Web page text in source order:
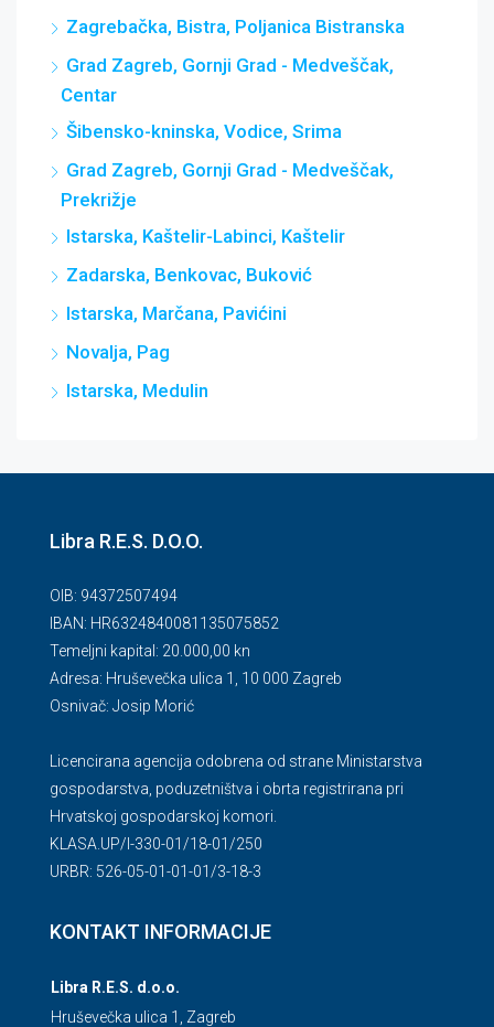
Zagrebačka, Bistra, Poljanica Bistranska
Grad Zagreb, Gornji Grad - Medveščak,
Centar
Šibensko-kninska, Vodice, Srima
Grad Zagreb, Gornji Grad - Medveščak,
Prekrižje
Istarska, Kaštelir-Labinci, Kaštelir
Zadarska, Benkovac, Buković
Istarska, Marčana, Pavićini
Novalja, Pag
Istarska, Medulin
Libra R.E.S. D.O.O.
OIB: 94372507494
IBAN: HR6324840081135075852
Temeljni kapital: 20.000,00 kn
Adresa: Hruševečka ulica 1, 10 000 Zagreb
Osnivač: Josip Morić
Licencirana agencija odobrena od strane Ministarstva
gospodarstva, poduzetništva i obrta registrirana pri
Hrvatskoj gospodarskoj komori.
KLASA.UP/l-330-01/18-01/250
URBR: 526-05-01-01-01/3-18-3
KONTAKT INFORMACIJE
Libra R.E.S. d.o.o.
Hruševečka ulica 1, Zagreb